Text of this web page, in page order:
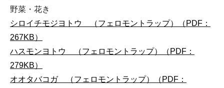
野菜・花き
シロイチモジヨトウ （フェロモントラップ）（PDF：
267KB）
ハスモンヨトウ （フェロモントラップ）（PDF：
279KB）
オオタバコガ （フェロモントラップ）（PDF：